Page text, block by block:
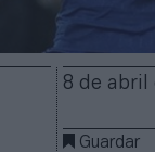
8 de abril
Guardar